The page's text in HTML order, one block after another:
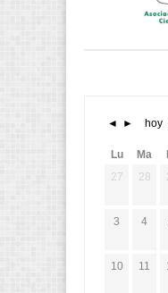
◄ ► hoy
Lu Ma
27
28
3 4
10 11